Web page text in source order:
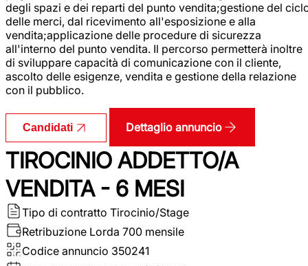
degli spazi e dei reparti del punto vendita;gestione del
delle merci, dal ricevimento all'esposizione e alla
vendita;applicazione delle procedure di sicurezza
all'interno del punto vendita. Il percorso permetterà inoltre
di sviluppare capacità di comunicazione con il cliente,
ascolto delle esigenze, vendita e gestione della relazione
con il pubblico.
Candidati Dettaglio annuncio
TIROCINIO ADDETTO/A
VENDITA - 6 MESI
Tipo di contratto Tirocinio/Stage
Retribuzione Lorda 700 mensile
Codice annuncio 350241